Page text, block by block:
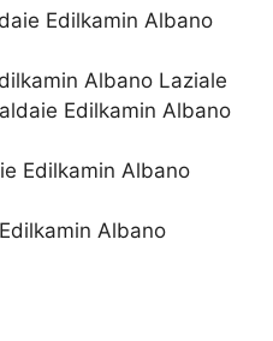
Edilkamin Albano
Albano Laziale
Edilkamin Albano
Edilkamin Albano
Edilkamin Albano